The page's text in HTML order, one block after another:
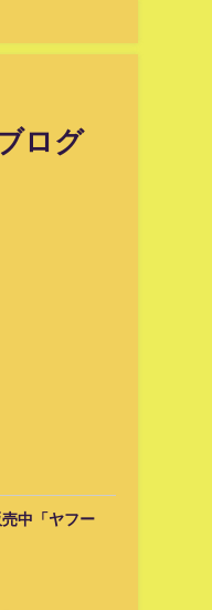
ログ
中「ヤフー